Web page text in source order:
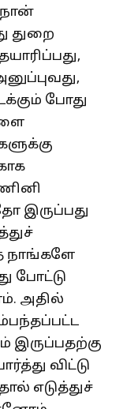
துறை
போது
இருப்பது
நாங்களே
போட்டு
அதில்
இருப்பதற்கு
விட்டு
எடுத்துச்